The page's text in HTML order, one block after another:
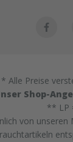
* Alle Preise
Shop-
** LP
von